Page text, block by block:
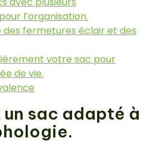
l’organisation.
des fermetures éclair et des
votre sac pour
de vie.
un sac adapté à